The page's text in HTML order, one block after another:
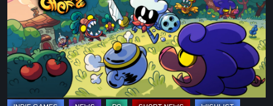
prima
demo
giocabile
del
roguelike
hack